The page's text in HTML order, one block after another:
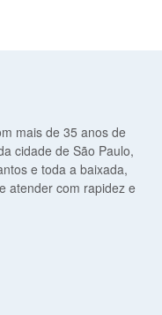
mais de 35 anos de
cidade de São Paulo,
e toda a baixada,
atender com rapidez e